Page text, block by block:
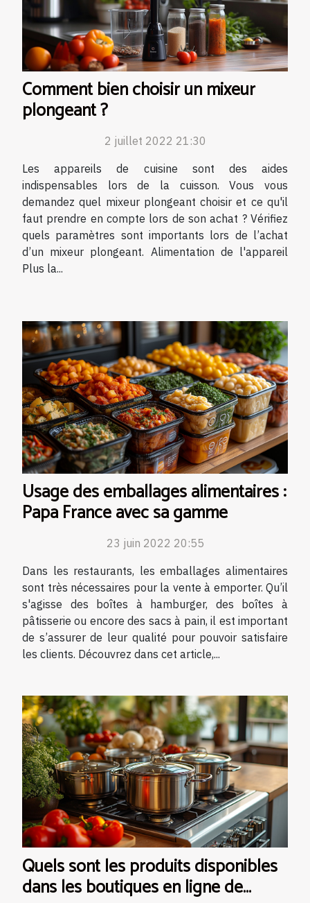
Comment bien choisir un mixeur
plongeant ?
2 juillet 2022 21:30
Les appareils de cuisine sont des aides
indispensables lors de la cuisson. Vous vous
demandez quel mixeur plongeant choisir et ce qu'il
faut prendre en compte lors de son achat ? Vérifiez
quels paramètres sont importants lors de l’achat
d’un mixeur plongeant. Alimentation de l'appareil
Plus la...
Usage des emballages alimentaires :
Papa France avec sa gamme
23 juin 2022 20:55
Dans les restaurants, les emballages alimentaires
sont très nécessaires pour la vente à emporter. Qu’il
s'agisse des boîtes à hamburger, des boîtes à
pâtisserie ou encore des sacs à pain, il est important
de s’assurer de leur qualité pour pouvoir satisfaire
les clients. Découvrez dans cet article,...
Quels sont les produits disponibles
dans les boutiques en ligne de